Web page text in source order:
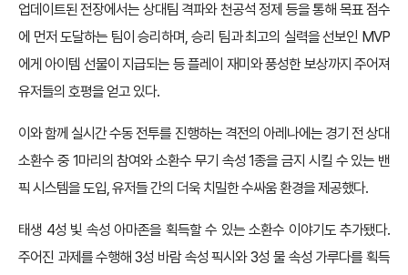
업데이트된 전장에서는 상대팀 격파와 천공석 정제 등을 통해 목표 점수
에 먼저 도달하는 팀이 승리하며, 승리 팀과 최고의 실력을 선보인 MVP
에게 아이템 선물이 지급되는 등 플레이 재미와 풍성한 보상까지 주어져
유저들의 호평을 얻고 있다.
이와 함께 실시간 수동 전투를 진행하는 격전의 아레나에는 경기 전 상대
소환수 중 1마리의 참여와 소환수 무기 속성 1종을 금지 시킬 수 있는 밴
픽 시스템을 도입, 유저들 간의 더욱 치밀한 수싸움 환경을 제공했다.
태생 4성 빛 속성 아마존을 획득할 수 있는 소환수 이야기도 추가됐다.
주어진 과제를 수행해 3성 바람 속성 픽시와 3성 물 속성 가루다를 획득